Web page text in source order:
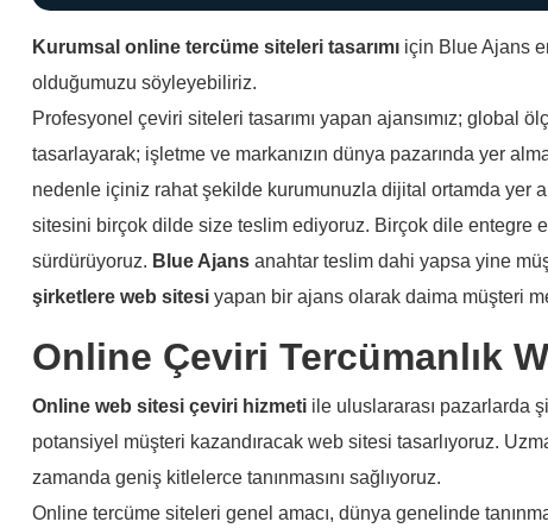
Kurumsal online tercüme siteleri tasarımı için Blue Ajans
olduğumuzu söyleyebiliriz.
Profesyonel çeviri siteleri tasarımı yapan ajansımız; global
tasarlayarak; işletme ve markanızın dünya pazarında yer
nedenle içiniz rahat şekilde kurumunuzla dijital ortamda yer
sitesini birçok dilde size teslim ediyoruz. Birçok dile entegre
sürdürüyoruz. Blue Ajans anahtar teslim dahi yapsa yine
şirketlere web sitesi yapan bir ajans olarak daima müşteri
Online Çeviri Tercümanlık
Online web sitesi çeviri hizmeti ile uluslararası pazarlarda
potansiyel müşteri kazandıracak web sitesi tasarlıyoruz.
zamanda geniş kitlelerce tanınmasını sağlıyoruz.
Online tercüme siteleri genel amacı, dünya genelinde